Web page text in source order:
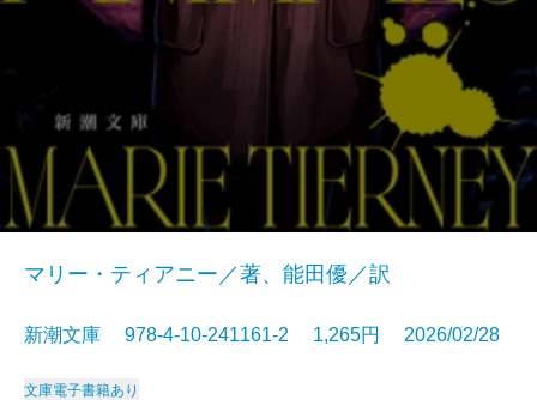
マリー・ティアニー／著、能田優／訳
新潮文庫 978-4-10-241161-2 1,265円 2026/02/28
文庫電子書籍あり